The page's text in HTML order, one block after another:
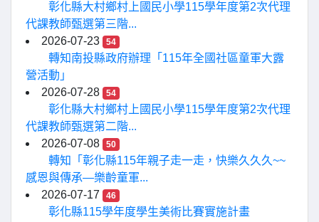
彰化縣大村鄉村上國民小學115學年度第2次代理
代課教師甄選第三階...
2026-07-23
54
轉知南投縣政府辦理「115年全國社區童軍大露
營活動」
2026-07-28
54
彰化縣大村鄉村上國民小學115學年度第2次代理
代課教師甄選第二階...
2026-07-08
50
轉知「彰化縣115年親子走一走，快樂久久久~~
感恩與傳承—樂齡童軍...
2026-07-17
46
彰化縣115學年度學生美術比賽實施計畫